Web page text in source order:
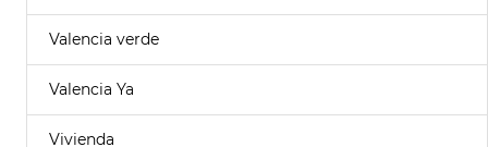
Valencia verde
Valencia Ya
Vivienda